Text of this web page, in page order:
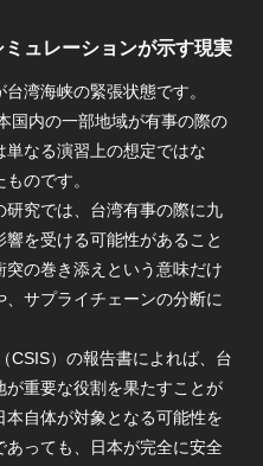
ュレーションが示す現実
湾海峡の緊張状態です。
国内の一部地域が有事の際の
なる演習上の想定ではな
のです。
究では、台湾有事の際に九
を受ける可能性があること
の巻き添えという意味だけ
サプライチェーンの分断に
CSIS）の報告書によれば、台
重要な役割を果たすことが
自体が対象となる可能性を
っても、日本が完全に安全